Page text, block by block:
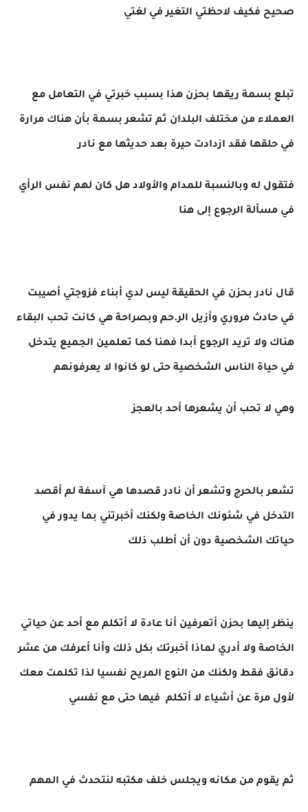
صحيح فكيف لاحظتي التغير في لغتي
تبلع بسمة ريقها بحزن هذا بسبب خبرتي في التعامل مع
العملاء من مختلف البلدان ثم تشعر بسمة بأن هناك مرارة
في حلقها فقد ازدادت حيرة بعد حديثها مع نادر
فتقول له وبالنسبة للمدام والأولاد هل كان لهم نفس الرأي
في مسألة الرجوع إلى هنا
قال نادر بحزن في الحقيقة ليس لدي أبناء فزوجتي أصيبت
في حادث مروري وأزيل الر.حم وبصراحة هي كانت تحب البقاء
هناك ولا تريد الرجوع أبدا فهنا كما تعلمين الجميع يتدخل
في حياة الناس الشخصية حتى لو كانوا لا يعرفونهم
وهي لا تحب أن يشعرها أحد بالعجز
تشعر بالحرج وتشعر أن نادر قصدها هي آسفة لم أقصد
التدخل في شئونك الخاصة ولكنك أخبرتني بما يدور في
حياتك الشخصية دون أن أطلب ذلك
ينظر إليها بحزن أتعرفين أنا عادة لا أتكلم مع أحد عن حياتي
الخاصة ولا أدري لماذا أخبرتك بكل ذلك وأنا أعرفك من عشر
دقائق فقط ولكنك من النوع المريح نفسيا لذا تكلمت معك
لأول مرة عن أشياء لا أتكلم فيها حتى مع نفسي
ثم يقوم من مكانه ويجلس خلف مكتبه لنتحدث في المهم